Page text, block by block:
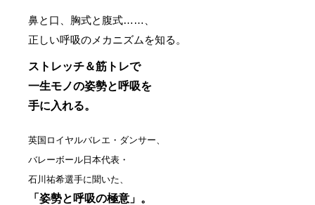
鼻と口、胸式と腹式……、
正しい呼吸のメカニズムを知る。
ストレッチ＆筋トレで
一生モノの姿勢と呼吸を
手に入れる。
英国ロイヤルバレエ・ダンサー、
バレーボール日本代表・
石川祐希選手に聞いた、
「姿勢と呼吸の極意」。